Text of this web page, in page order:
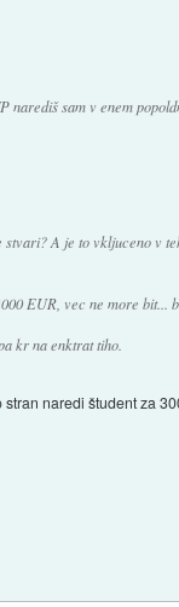
narediš sam v enem
A je to vkljuceno v
EUR, vec ne more bit...
kr na enktrat tiho.
naredi študent za